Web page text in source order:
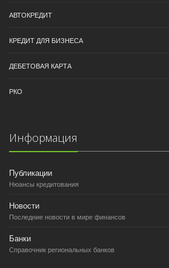
АВТОКРЕДИТ
КРЕДИТ ДЛЯ БИЗНЕСА
ДЕБЕТОВАЯ КАРТА
РКО
Информация
Публикации
Нюансы кредитования
Новости
Последние новости в мире финансов
Банки
Справочник региональных банков